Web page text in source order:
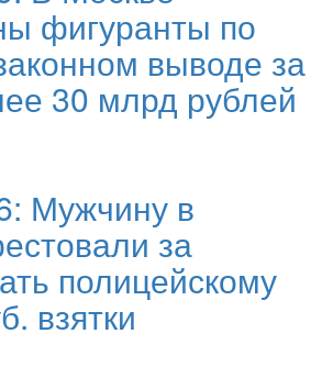
фигуранты по
выводе за
30 млрд рублей
Мужчину в
за
полицейскому
взятки